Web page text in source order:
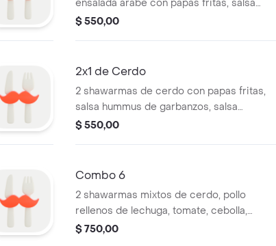
ensalada árabe con papas fritas, salsa
hummus de garbanzos, salsa agridulce
$ 550,00
2x1 de Cerdo
2 shawarmas de cerdo con papas fritas,
salsa hummus de garbanzos, salsa
agridulce con dip de salsa agridulce.
$ 550,00
Combo 6
2 shawarmas mixtos de cerdo, pollo
rellenos de lechuga, tomate, cebolla,
perejil, hummus, morrón, miel con 5
$ 750,00